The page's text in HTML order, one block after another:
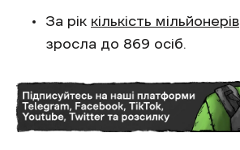
За рік кількість мільйонерів
зросла до 869 осіб.